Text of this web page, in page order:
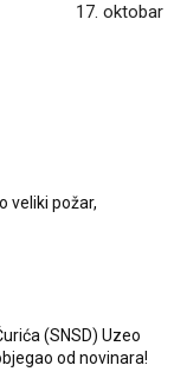
17. oktobar
veliki požar,
(SNSD) Uzeo
od novinara!